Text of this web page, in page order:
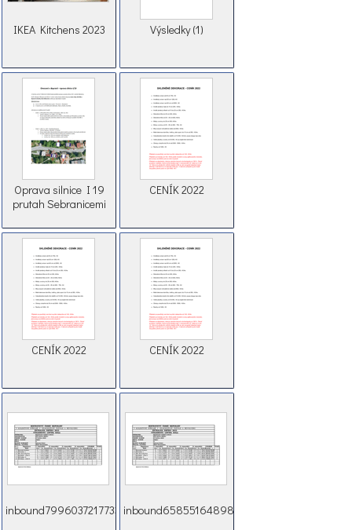
IKEA Kitchens 2023 Výsledky (1)
Oprava silnice I 19
prutah Sebranicemi
CENÍK 2022
CENÍK 2022 CENÍK 2022
inbound7996037217733352218inbound6585516489808861735